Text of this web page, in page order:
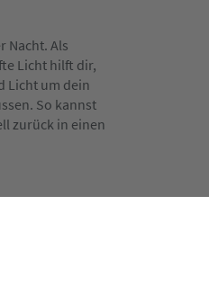
Nacht. Als
Licht hilft dir,
Licht um dein
So kannst
zurück in einen